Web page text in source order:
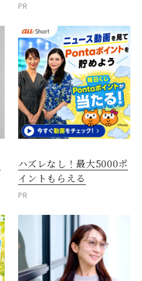
PR
ハズレなし！最大5000ポ
イントもらえる
PR